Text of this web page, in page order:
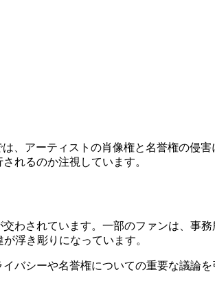
、アーティストの肖像権と名誉権の侵
れるのか注視しています。
わされています。一部のファンは、事
浮き彫りになっています。
バシーや名誉権についての重要な議論